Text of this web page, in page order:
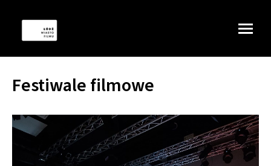
Festiwale filmowe